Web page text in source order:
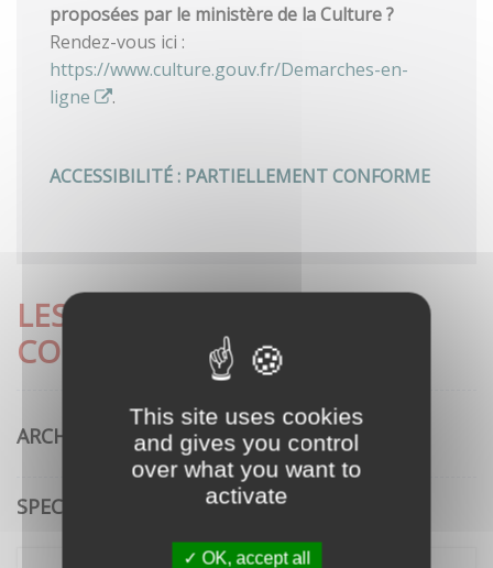
This site uses cookies
and gives you control
over what you want to
activate
OK, accept all
proposées par le ministère de la Culture ?
Rendez-vous ici :
https://www.culture.gouv.fr/Demarches-en-
ligne
.
ACCESSIBILITÉ : PARTIELLEMENT CONFORME
LES DÉMARCHES LES PLUS
CONSULTÉES
ARCHITECTURE
SPECTACLE VIVANT